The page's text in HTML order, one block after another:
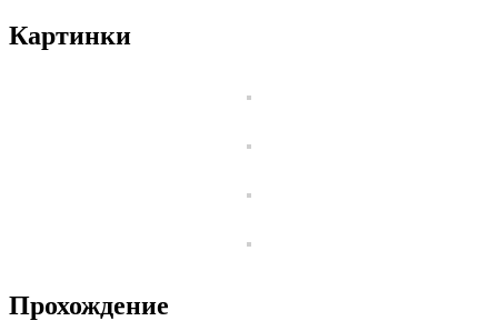
Картинки
Прохождение